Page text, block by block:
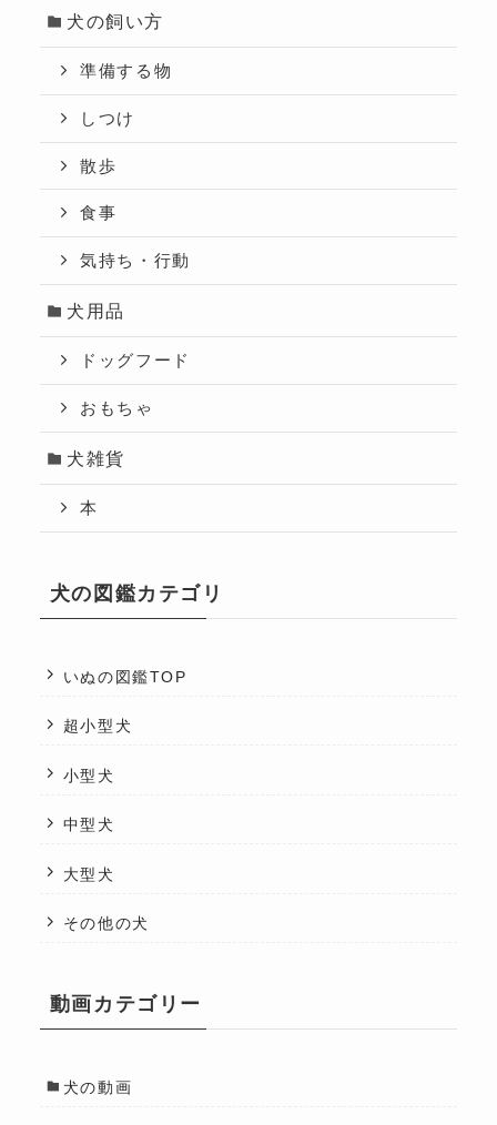
犬の飼い方
準備する物
しつけ
散歩
食事
気持ち・行動
犬用品
ドッグフード
おもちゃ
犬雑貨
本
犬の図鑑カテゴリ
いぬの図鑑TOP
超小型犬
小型犬
中型犬
大型犬
その他の犬
動画カテゴリー
犬の動画